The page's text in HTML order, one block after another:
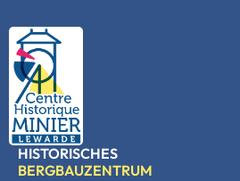
HISTORISCHES
BERGBAUZENTRUM
Accueil»Ressourcen und Sammlungen